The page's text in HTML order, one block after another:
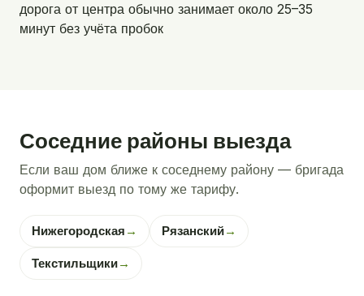
дорога от центра обычно занимает около 25–35
минут без учёта пробок
Соседние районы выезда
Если ваш дом ближе к соседнему району — бригада
оформит выезд по тому же тарифу.
Нижегородская → Рязанский→
Текстильщики→